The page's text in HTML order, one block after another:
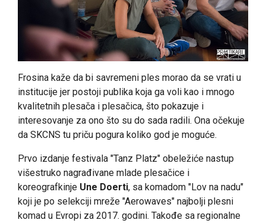
Frosina kaže da bi savremeni ples morao da se vrati u
institucije jer postoji publika koja ga voli kao i mnogo
kvalitetnih plesača i plesačica, što pokazuje i
interesovanje za ono što su do sada radili. Ona očekuje
da SKCNS tu priču pogura koliko god je moguće.
Prvo izdanje festivala "Tanz Platz" obeležiće nastup
višestruko nagrađivane mlade plesačice i
koreografkinje Une Doerti, sa komadom "Lov na nadu"
koji je po selekciji mreže "Aerowaves" najbolji plesni
komad u Evropi za 2017. godini. Takođe sa regionalne